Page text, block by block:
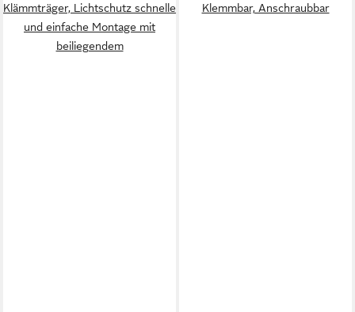
Klämmträger, Lichtschutz schnelle
und einfache Montage mit
beiliegendem
Klemmbar, Anschraubbar